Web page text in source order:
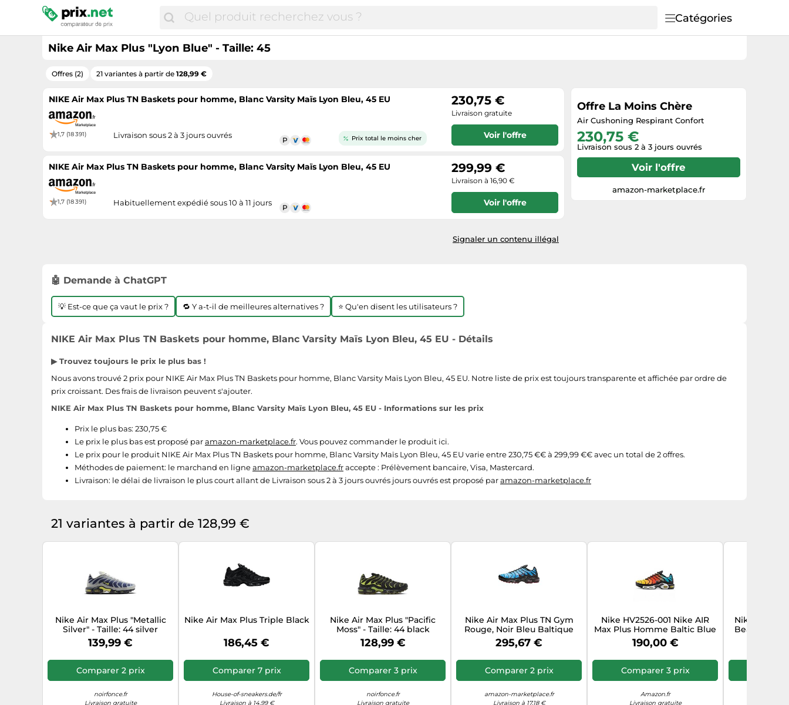
Catégories
Nike Air Max Plus "Lyon Blue" - Taille: 45
Offres (2) 21 variantes à partir de 128,99 €
NIKE Air Max Plus TN Baskets pour homme, Blanc Varsity Maïs Lyon Bleu, 45 EU
1,7 (18 391)
Prix total le moins cher
Livraison sous 2 à 3 jours ouvrés
230,75 €
Livraison gratuite
Voir l'offre
NIKE Air Max Plus TN Baskets pour homme, Blanc Varsity Maïs Lyon Bleu, 45 EU
1,7 (18 391) Habituellement expédié sous 10 à 11 jours
299,99 €
Livraison à 16,90 €
Voir l'offre
Signaler un contenu illégal
Offre La Moins Chère
Air Cushoning Respirant Confort
230,75 €
Livraison sous 2 à 3 jours ouvrés
Voir l'offre
amazon-marketplace.fr
🤖 Demande à ChatGPT
💡 Est-ce que ça vaut le prix ? 🔁 Y a-t-il de meilleures alternatives ? ⭐ Qu'en disent les utilisateurs ?
NIKE Air Max Plus TN Baskets pour homme, Blanc Varsity Maïs Lyon Bleu, 45 EU - Détails
▶ Trouvez toujours le prix le plus bas !
Nous avons trouvé 2 prix pour NIKE Air Max Plus TN Baskets pour homme, Blanc Varsity Maïs Lyon Bleu, 45 EU. Notre liste de prix est toujours transparente et affichée par ordre de
prix croissant. Des frais de livraison peuvent s'ajouter.
NIKE Air Max Plus TN Baskets pour homme, Blanc Varsity Maïs Lyon Bleu, 45 EU - Informations sur les prix
Prix le plus bas: 230,75 €
Le prix le plus bas est proposé paramazon-marketplace.fr. Vous pouvez commander le produit ici.
Le prix pour le produit NIKE Air Max Plus TN Baskets pour homme, Blanc Varsity Maïs Lyon Bleu, 45 EU varie entre 230,75 €€ à 299,99 €€ avec un total de 2 offres.
Méthodes de paiement: le marchand en ligneamazon-marketplace.fraccepte : Prélèvement bancaire, Visa, Mastercard.
Livraison: le délai de livraison le plus court allant de Livraison sous 2 à 3 jours ouvrés jours ouvrés est proposé paramazon-marketplace.fr
21 variantes à partir de 128,99 €
Nike Air Max Plus "Metallic
Silver" - Taille: 44 silver
139,99 €
Comparer 2 prix
noirfonce.fr
Livraison gratuite
Nike Air Max Plus Triple Black
186,45 €
Comparer 7 prix
House-of-sneakers.de/fr
Livraison à 14,99 €
Nike Air Max Plus "Pacific
Moss" - Taille: 44 black
128,99 €
Comparer 3 prix
noirfonce.fr
Livraison gratuite
Nike Air Max Plus TN Gym
Rouge, Noir Bleu Baltique
Photo Bleu Noir, 41 EU
295,67 €
Comparer 2 prix
amazon-marketplace.fr
Livraison à 17,18 €
Nike HV2526-001 Nike AIR
Max Plus Homme Baltic Blue
Safety Orange EU 40.5
190,00 €
Comparer 3 prix
Amazon.fr
Livraison gratuite
Nike Air
Beach -